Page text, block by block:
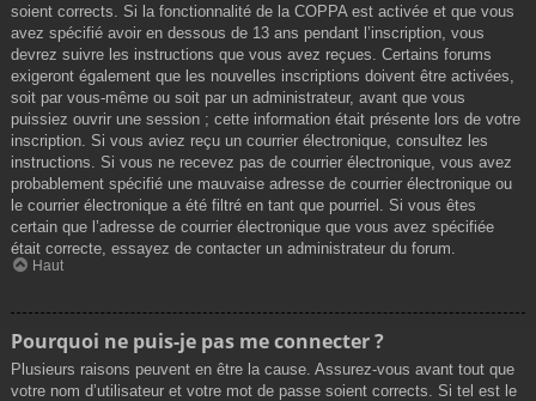
soient corrects. Si la fonctionnalité de la COPPA est activée et que vous
avez spécifié avoir en dessous de 13 ans pendant l’inscription, vous
devrez suivre les instructions que vous avez reçues. Certains forums
exigeront également que les nouvelles inscriptions doivent être activées,
soit par vous-même ou soit par un administrateur, avant que vous
puissiez ouvrir une session ; cette information était présente lors de votre
inscription. Si vous aviez reçu un courrier électronique, consultez les
instructions. Si vous ne recevez pas de courrier électronique, vous avez
probablement spécifié une mauvaise adresse de courrier électronique ou
le courrier électronique a été filtré en tant que pourriel. Si vous êtes
certain que l’adresse de courrier électronique que vous avez spécifiée
était correcte, essayez de contacter un administrateur du forum.
Haut
Pourquoi ne puis-je pas me connecter ?
Plusieurs raisons peuvent en être la cause. Assurez-vous avant tout que
votre nom d’utilisateur et votre mot de passe soient corrects. Si tel est le